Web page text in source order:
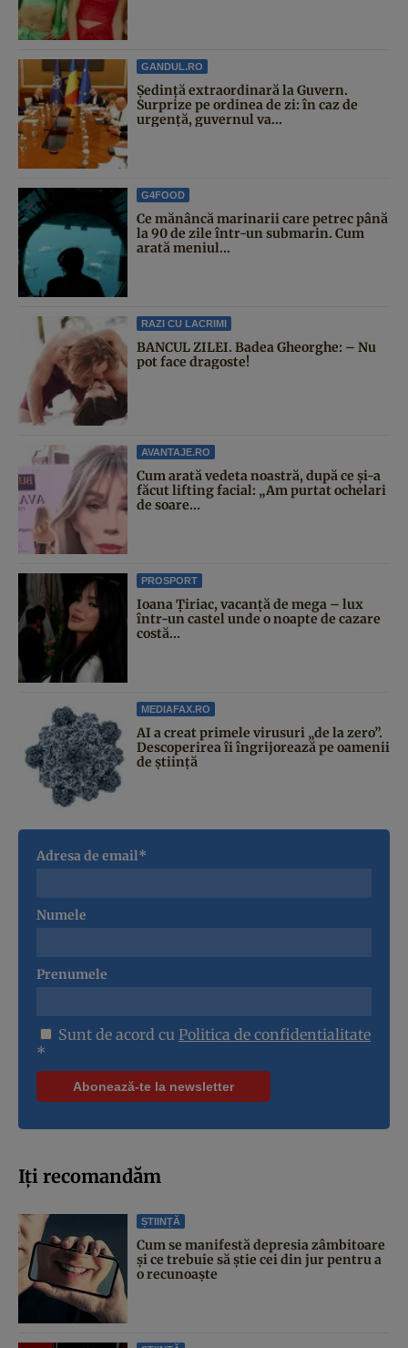
GANDUL.RO
Şedinţă extraordinară la Guvern.
Surprize pe ordinea de zi: în caz de
urgență, guvernul va...
G4FOOD
Ce mănâncă marinarii care petrec până
la 90 de zile într-un submarin. Cum
arată meniul...
RAZI CU LACRIMI
BANCUL ZILEI. Badea Gheorghe: – Nu
pot face dragoste!
AVANTAJE.RO
Cum arată vedeta noastră, după ce și-a
făcut lifting facial: „Am purtat ochelari
de soare...
PROSPORT
Ioana Țiriac, vacanță de mega – lux
într-un castel unde o noapte de cazare
costă...
MEDIAFAX.RO
AI a creat primele virusuri „de la zero”.
Descoperirea îi îngrijorează pe oamenii
de știință
Adresa de email*
Numele
Prenumele
Sunt de acord cu Politica de confidentialitate
*
Iți recomandăm
ȘTIINȚĂ
Cum se manifestă depresia zâmbitoare
și ce trebuie să știe cei din jur pentru a
o recunoaște